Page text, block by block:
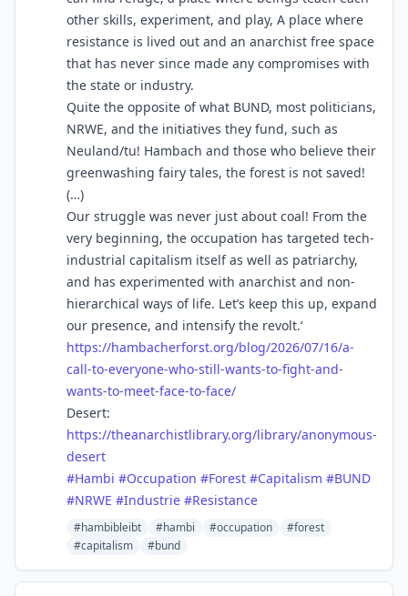
other skills, experiment, and play, A place where
resistance is lived out and an anarchist free space
that has never since made any compromises with
the state or industry.
Quite the opposite of what BUND, most politicians,
NRWE, and the initiatives they fund, such as
Neuland/tu! Hambach and those who believe their
greenwashing fairy tales, the forest is not saved!
(…)
Our struggle was never just about coal! From the
very beginning, the occupation has targeted tech-
industrial capitalism itself as well as patriarchy,
and has experimented with anarchist and non-
hierarchical ways of life. Let’s keep this up, expand
our presence, and intensify the revolt.‘
https://hambacherforst.org/blog/2026/07/16/a-
call-to-everyone-who-still-wants-to-fight-and-
wants-to-meet-face-to-face/
Desert:
https://theanarchistlibrary.org/library/anonymous-
desert
#Hambi #Occupation #Forest #Capitalism #BUND
#NRWE #Industrie #Resistance
#hambibleibt #hambi #occupation
#forest
#capitalism
#bund